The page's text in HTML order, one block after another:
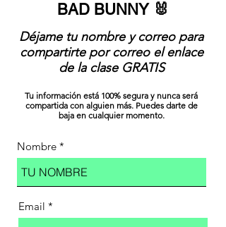
BAD BUNNY 🐰
Déjame tu nombre y correo para
compartirte por correo el enlace
de la clase GRATIS
Tu información está 100% segura y nunca será
compartida con alguien más. Puedes darte de
baja en cualquier momento.
Nombre
Email